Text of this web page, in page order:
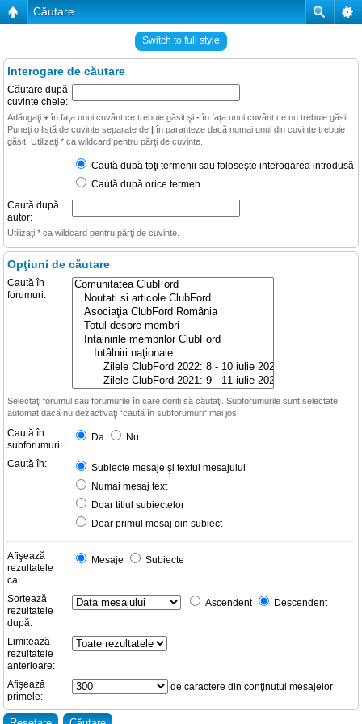
Căutare
Switch to full style
Interogare de căutare
Căutare după
cuvinte cheie:
Adăugaţi + în faţa unui cuvânt ce trebuie găsit şi - în faţa unui cuvânt ce nu trebuie găsit.
Puneţi o listă de cuvinte separate de | în paranteze dacă numai unul din cuvinte trebuie
găsit. Utilizaţi * ca wildcard pentru părţi de cuvinte.
Caută după toţi termenii sau foloseşte interogarea introdusă
Caută după orice termen
Caută după
autor:
Utilizaţi * ca wildcard pentru părţi de cuvinte.
Opţiuni de căutare
Caută în
forumuri:
Selectaţi forumul sau forumurile în care doriţi să căutaţi. Subforumurile sunt selectate
automat dacă nu dezactivaţi “caută în subforumuri“ mai jos.
Caută în
subforumuri:
Da Nu
Caută în:
Subiecte mesaje şi textul mesajului
Numai mesaj text
Doar titlul subiectelor
Doar primul mesaj din subiect
Afişează
rezultatele
ca:
Mesaje Subiecte
Sortează
rezultatele
după:
Ascendent Descendent
Limitează
rezultatele
anterioare:
Afişează
primele:
de caractere din conţinutul mesajelor